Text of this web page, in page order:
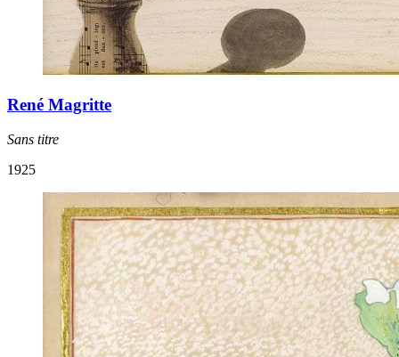
René Magritte
Sans titre
1925